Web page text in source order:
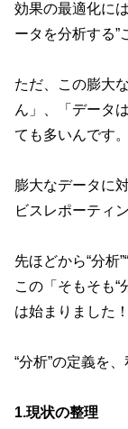
効果の最適化に
ータを分析する”
ただ、この膨大
ん」、「データ
ても多いんです。
膨大なデータに
ビスレポーティ
先ほどから“分析
この「そもそも“
は始まりました！
“分析”の定義を
1.現状の整理